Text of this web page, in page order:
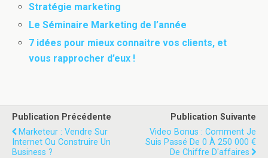
Stratégie marketing
Le Séminaire Marketing de l’année
7 idées pour mieux connaitre vos clients, et
vous rapprocher d’eux !
Publication Précédente
Marketeur : Vendre Sur
Internet Ou Construire Un
Business ?
Publication Suivante
Video Bonus : Comment Je
Suis Passé De 0 À 250 000 €
De Chiffre D'affaires